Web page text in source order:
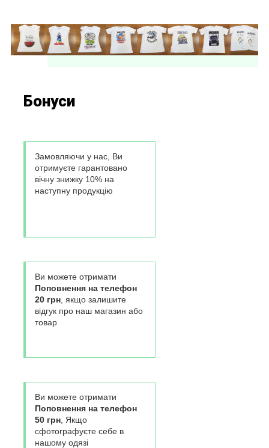
Бонуси
Замовляючи у нас, Ви
отримуєте гарантовано
вічну знижку 10% на
наступну продукцію
Ви можете отримати
Поповнення на телефон
20 грн, якщо залишите
відгук про наш магазин або
товар
Ви можете отримати
Поповнення на телефон
50 грн, Якщо
сфотографуєте себе в
нашому одязі